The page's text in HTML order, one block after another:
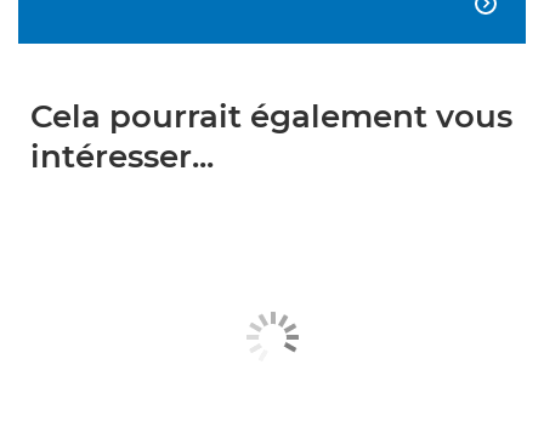

Cela pourrait également vous
intéresser...